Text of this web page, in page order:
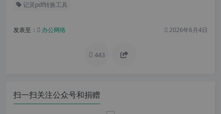
记灵pdf转换工具
发表至： 办公网络 2026年6月4日
443
扫一扫关注公众号和捐赠